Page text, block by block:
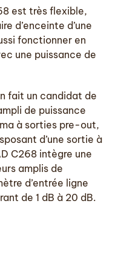
est très flexible,
d’enceinte d’une
fonctionner en
une puissance de
fait un candidat de
de puissance
à sorties pre-out,
d’une sortie à
C268 intègre une
amplis de
d’entrée ligne
de 1 dB à 20 dB.